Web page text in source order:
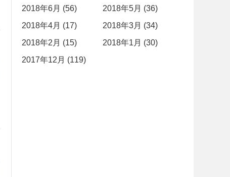
2018年6月 (56)
2018年5月 (36)
2018年4月 (17)
2018年3月 (34)
2018年2月 (15)
2018年1月 (30)
2017年12月 (119)